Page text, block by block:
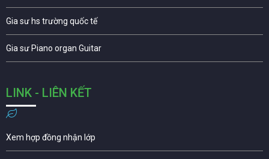
Gia sư hs trường quốc tế
Gia sư Piano organ Guitar
LINK - LIÊN KẾT
Xem hợp đồng nhận lớp